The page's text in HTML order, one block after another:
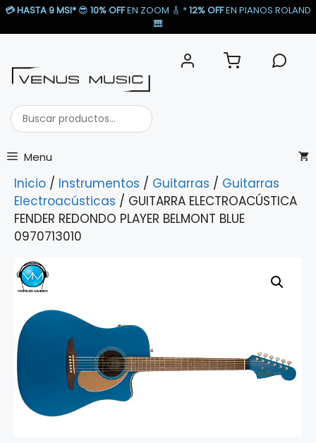
Saltar
💳HASTA 9 MSI* 😎 10% OFFEN ZOOM 🎸​ *12% OFFEN PIANOS ROLAND
🎹​
Buscar
productos...
Menu
Inicio / Instrumentos / Guitarras / Guitarras
Electroacústicas / GUITARRA ELECTROACÚSTICA
FENDER REDONDO PLAYER BELMONT BLUE
0970713010